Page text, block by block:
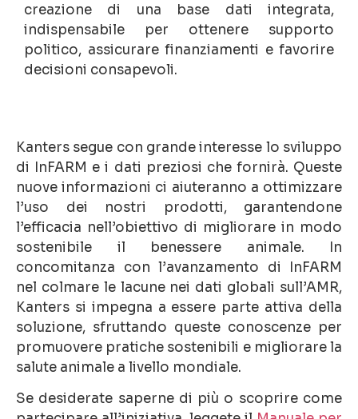
creazione di una base dati integrata,
indispensabile per ottenere supporto
politico, assicurare finanziamenti e favorire
decisioni consapevoli.
Kanters segue con grande interesse lo sviluppo
di InFARM e i dati preziosi che fornirà. Queste
nuove informazioni ci aiuteranno a ottimizzare
l’uso dei nostri prodotti, garantendone
l’efficacia nell’obiettivo di migliorare in modo
sostenibile il benessere animale. In
concomitanza con l’avanzamento di InFARM
nel colmare le lacune nei dati globali sull’AMR,
Kanters si impegna a essere parte attiva della
soluzione, sfruttando queste conoscenze per
promuovere pratiche sostenibili e migliorare la
salute animale a livello mondiale.
Se desiderate saperne di più o scoprire come